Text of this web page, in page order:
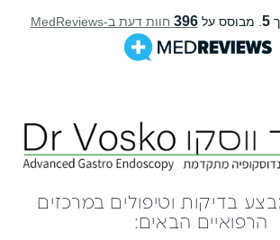
בדיקות וטיפולים במרכזים
הרפואיים הבאים: